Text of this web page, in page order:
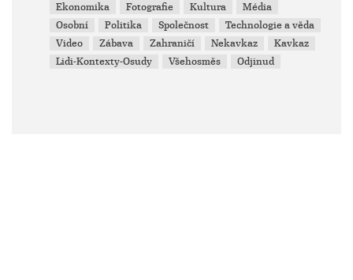
Ekonomika
Fotografie Kultura
Média
Osobní
Politika Společnost
Technologie a věda
Video
Zábava Zahraničí Nekavkaz
Kavkaz
Lidi-Kontexty-Osudy
Všehosměs Odjinud